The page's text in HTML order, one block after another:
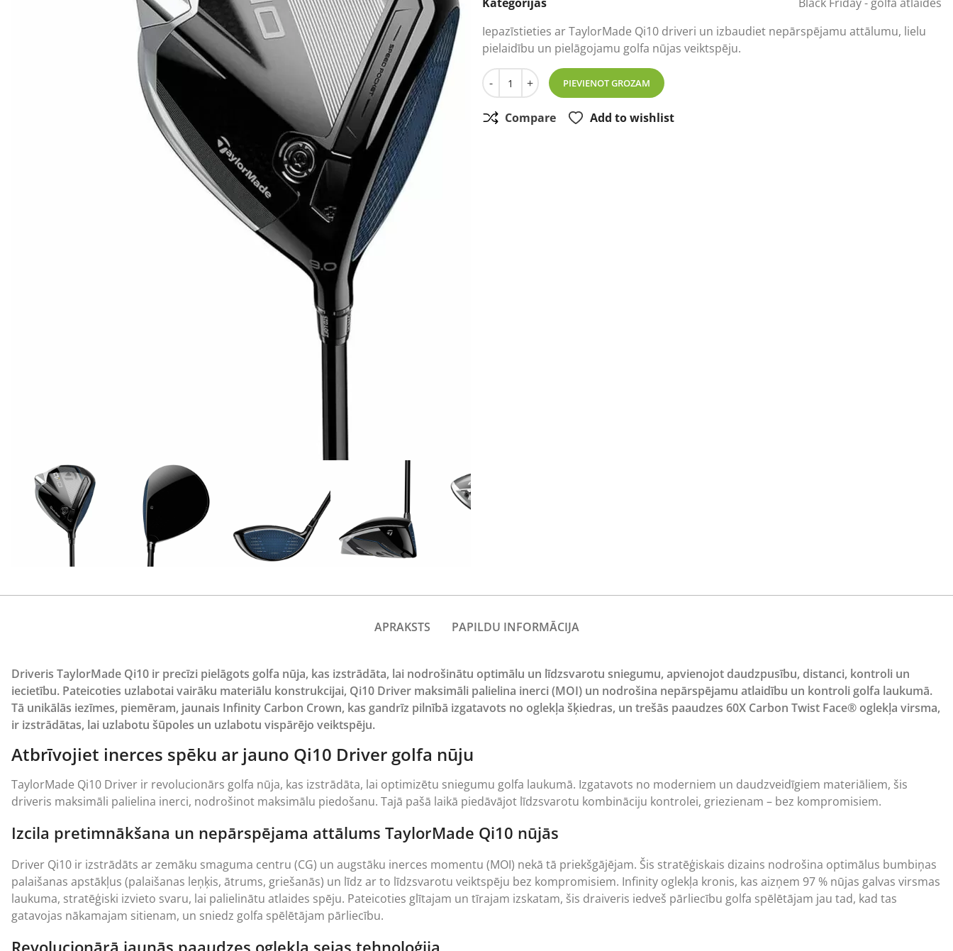
Iepazīstieties ar TaylorMade Qi10 driveri un izbaudiet nepārspējamu attālumu, lielu
pielaidību un pielāgojamu golfa nūjas veiktspēju.
-
TaylorMade Qi10 Driver golfa klubs daudzums
+ PIEVIENOT GROZAM
Compare Add to wishlist
APRAKSTS PAPILDU INFORMĀCIJA
Driveris TaylorMade Qi10 ir precīzi pielāgots golfa nūja, kas izstrādāta, lai nodrošinātu optimālu un līdzsvarotu sniegumu, apvienojot daudzpusību, distanci, kontroli un
iecietību. Pateicoties uzlabotai vairāku materiālu konstrukcijai, Qi10 Driver maksimāli palielina inerci (MOI) un nodrošina nepārspējamu atlaidību un kontroli golfa laukumā.
Tā unikālās iezīmes, piemēram, jaunais Infinity Carbon Crown, kas gandrīz pilnībā izgatavots no oglekļa šķiedras, un trešās paaudzes 60X Carbon Twist Face® oglekļa virsma,
ir izstrādātas, lai uzlabotu šūpoles un uzlabotu vispārējo veiktspēju.
Atbrīvojiet inerces spēku ar jauno Qi10 Driver golfa nūju
TaylorMade Qi10 Driver ir revolucionārs golfa nūja, kas izstrādāta, lai optimizētu sniegumu golfa laukumā. Izgatavots no moderniem un daudzveidīgiem materiāliem, šis
driveris maksimāli palielina inerci, nodrošinot maksimālu piedošanu. Tajā pašā laikā piedāvājot līdzsvarotu kombināciju kontrolei, griezienam – bez kompromisiem.
Izcila pretimnākšana un nepārspējama attālums TaylorMade Qi10 nūjās
Driver Qi10 ir izstrādāts ar zemāku smaguma centru (CG) un augstāku inerces momentu (MOI) nekā tā priekšgājējam. Šis stratēģiskais dizains nodrošina optimālus bumbiņas
palaišanas apstākļus (palaišanas leņķis, ātrums, griešanās) un līdz ar to līdzsvarotu veiktspēju bez kompromisiem. Infinity oglekļa kronis, kas aizņem 97 % nūjas galvas virsmas
laukuma, stratēģiski izvieto svaru, lai palielinātu atlaides spēju. Pateicoties glītajam un tīrajam izskatam, šis draiveris iedveš pārliecību golfa spēlētājam jau tad, kad tas
gatavojas nākamajam sitienam, un sniedz golfa spēlētājam pārliecību.
Revolucionārā jaunās paaudzes oglekļa sejas tehnoloģija